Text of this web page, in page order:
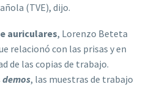
(TVE), dijo.
auriculares, Lorenzo Beteta
relacionó con las prisas y en
de las copias de trabajo.
demos, las muestras de trabajo